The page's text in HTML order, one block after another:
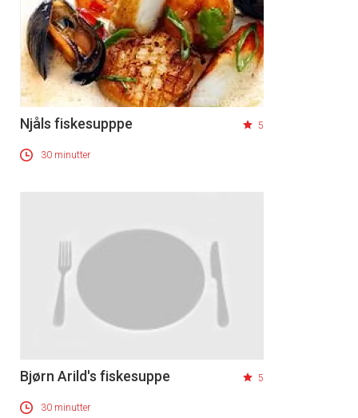
Njåls fiskesupppe 5
30 minutter
Bjørn Arild's fiskesuppe 5
30 minutter